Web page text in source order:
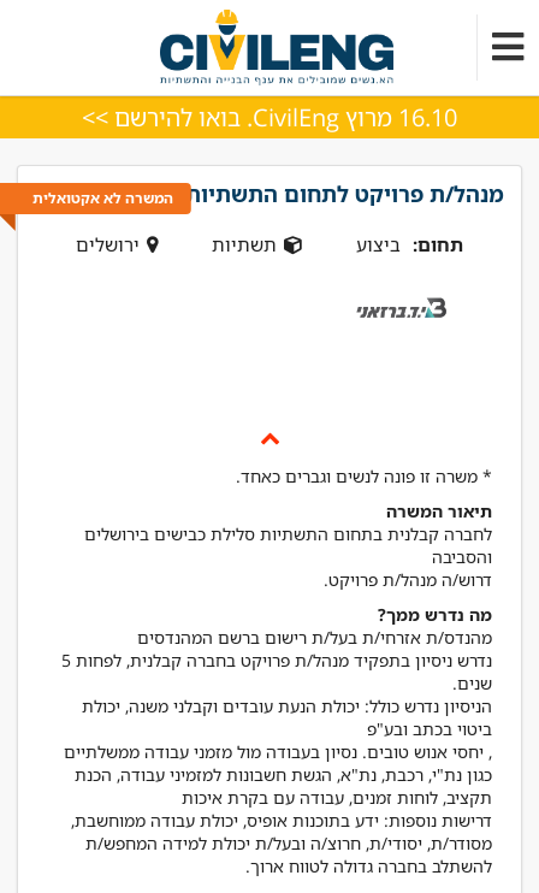
16.10 מרוץ CivilEng. בואו להירשם >>
המשרה לא אקטואלית מנהל/ת פרויקט לתחום התשתיות
תחום: ביצוע תשתיות ירושלים
* משרה זו פונה לנשים וגברים כאחד.
תיאור המשרה
לחברה קבלנית בתחום התשתיות סלילת כבישים בירושלים
דרוש/ה מנהל/ת פרויקט.
מה נדרש ממך?
נדרש ניסיון בתפקיד מנהל/ת פרויקט בחברה קבלנית, לפחות 5
הניסיון נדרש כולל: יכולת הנעת עובדים וקבלני משנה, יכולת
, יחסי אנוש טובים. נסיון בעבודה מול מזמני עבודה ממשלתיים
כגון נת"י, רכבת, נת"א, הגשת חשבונות למזמיני עבודה, הכנת
דרישות נוספות: ידע בתוכנות אופיס, יכולת עבודה ממוחשבת,
מסודר/ת, יסודי/ת, חרוצ/ה ובעל/ת יכולת למידה המחפש/ת
להשתלב בחברה גדולה לטווח ארוך.